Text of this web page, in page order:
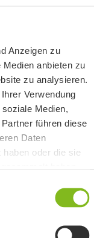
Anzeigen zu
anbieten zu
zu analysieren.
Verwendung
Medien,
führen diese
Daten
oder die sie
ein Elftel der
aus dem
mit der
dadurch ohne
finden, um
deine Arbeit